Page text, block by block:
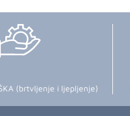
(brtvljenje i ljepljenje)